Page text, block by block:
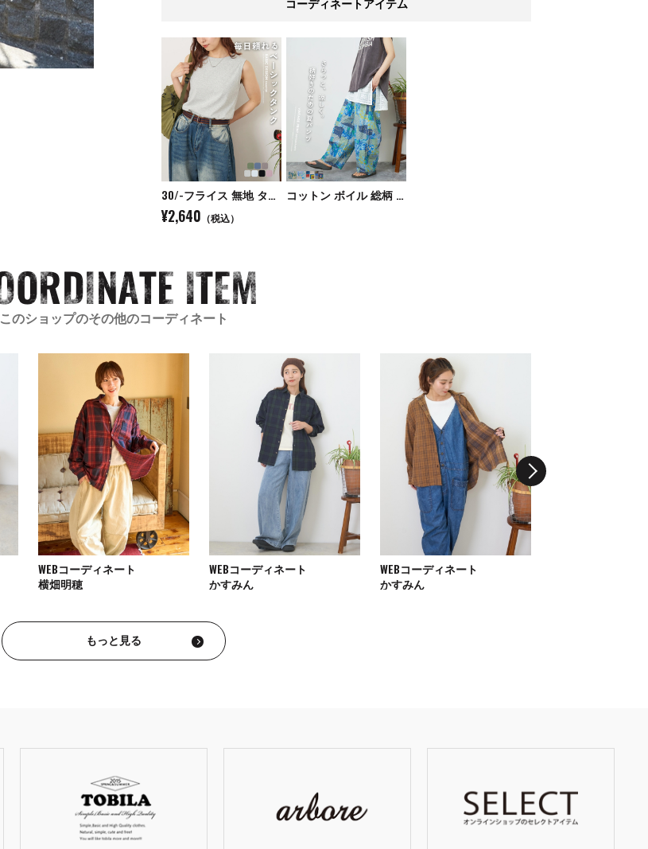
コーディネートアイテム
30/-フライス 無地 タンクトップ
¥2,640 （税込）
コットン ボイル 総柄 プリント イージー カーブパンツ
このショップのその他のコーディネート
WEBコーディネート
横畑明穂
WEBコーディネート
かすみん
WEBコーディネート
かすみん
もっと見る